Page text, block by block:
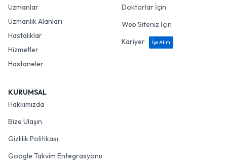
Uzmanlar
Uzmanlık Alanları
Hastalıklar
Hizmetler
Hastaneler
Doktorlar İçin
Web Siteniz İçin
Kariyer
İşe Alım
KURUMSAL
Hakkımızda
Bize Ulaşın
Gizlilik Politikası
Google Takvim Entegrasyonu